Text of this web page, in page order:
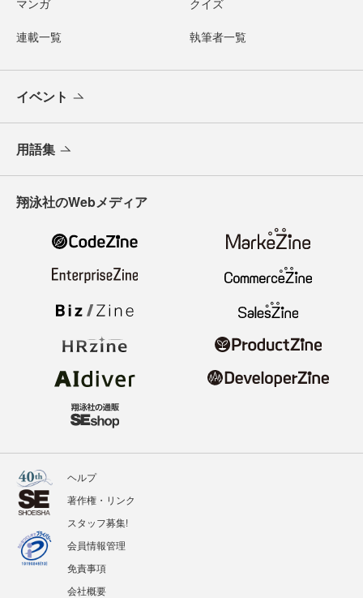
マンガ クイズ
連載一覧 執筆者一覧
イベント
用語集
翔泳社のWebメディア
ヘルプ
著作権・リンク
スタッフ募集!
会員情報管理
免責事項
会社概要